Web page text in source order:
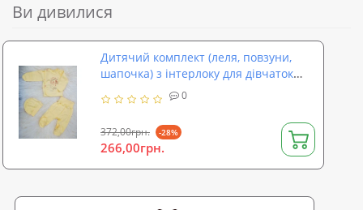
Ви дивилися
Дитячий комплект (леля, повзуни,
шапочка) з інтерлоку для дівчаток
(хлопчиків) OBABY (422-110)
0
372,00грн. -28%
266,00грн.